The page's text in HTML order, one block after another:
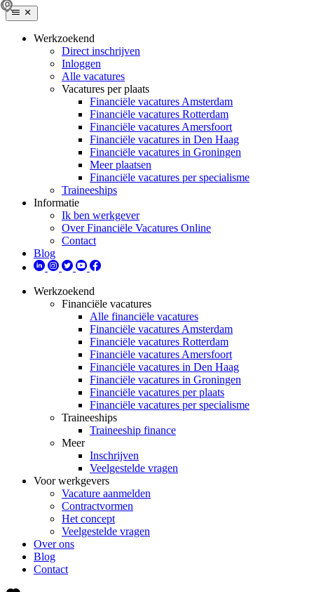
Werkzoekend
Direct inschrijven
Inloggen
Alle vacatures
Vacatures per plaats
Financiële vacatures Amsterdam
Financiële vacatures Rotterdam
Financiële vacatures Amersfoort
Financiële vacatures in Den Haag
Financiële vacatures in Groningen
Meer plaatsen
Financiële vacatures per specialisme
Traineeships
Informatie
Ik ben werkgever
Over Financiële Vacatures Online
Contact
Blog
Werkzoekend
Financiële vacatures
Alle financiële vacatures
Financiële vacatures Amsterdam
Financiële vacatures Rotterdam
Financiële vacatures Amersfoort
Financiële vacatures in Den Haag
Financiële vacatures in Groningen
Financiële vacatures per plaats
Financiële vacatures per specialisme
Traineeships
Traineeship finance
Meer
Inschrijven
Veelgestelde vragen
Voor werkgevers
Vacature aanmelden
Contractvormen
Het concept
Veelgestelde vragen
Over ons
Blog
Contact